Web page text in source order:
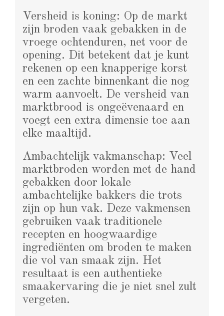
Versheid is koning: Op de markt
zijn broden vaak gebakken in de
vroege ochtenduren, net voor de
opening. Dit betekent dat je kunt
rekenen op een knapperige korst
en een zachte binnenkant die nog
warm aanvoelt. De versheid van
marktbrood is ongeëvenaard en
voegt een extra dimensie toe aan
elke maaltijd.
Ambachtelijk vakmanschap: Veel
marktbroden worden met de hand
gebakken door lokale
ambachtelijke bakkers die trots
zijn op hun vak. Deze vakmensen
gebruiken vaak traditionele
recepten en hoogwaardige
ingrediënten om broden te maken
die vol van smaak zijn. Het
resultaat is een authentieke
smaakervaring die je niet snel zult
vergeten.